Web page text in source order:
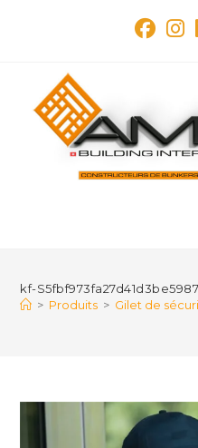
kf-
> Produits > Gilet de